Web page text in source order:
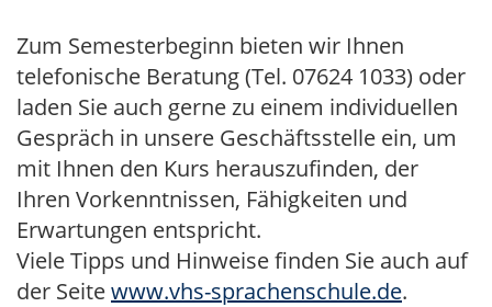
Zum Semesterbeginn bieten wir Ihnen
telefonische Beratung (Tel. 07624 1033) oder
laden Sie auch gerne zu einem individuellen
Gespräch in unsere Geschäftsstelle ein, um
mit Ihnen den Kurs herauszufinden, der
Ihren Vorkenntnissen, Fähigkeiten und
Erwartungen entspricht.
Viele Tipps und Hinweise finden Sie auch auf
der Seitewww.vhs-sprachenschule.de.